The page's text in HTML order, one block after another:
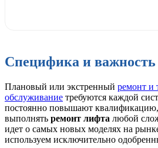
Специфика и
Плановый или экстренный ремонт и
обслуживание требуются каждой
постоянно повышают квалификацию,
выполнять ремонт лифта любой
идет о самых новых моделях на
используем исключительно